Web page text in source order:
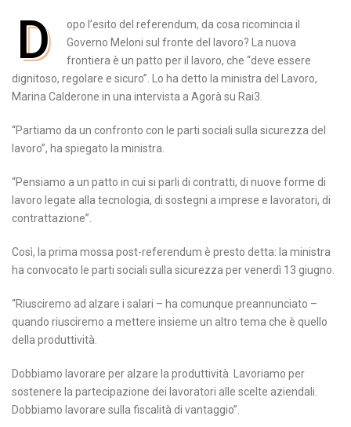
D
opo l’esito del referendum, da cosa ricomincia il
Governo Meloni sul fronte del lavoro? La nuova
frontiera è un patto per il lavoro, che “deve essere
dignitoso, regolare e sicuro”. Lo ha detto la ministra del Lavoro,
Marina Calderone in una intervista a Agorà su Rai3.
“Partiamo da un confronto con le parti sociali sulla sicurezza del
lavoro”, ha spiegato la ministra.
“Pensiamo a un patto in cui si parli di contratti, di nuove forme di
lavoro legate alla tecnologia, di sostegni a imprese e lavoratori, di
contrattazione”.
Così, la prima mossa post-referendum è presto detta: la ministra
ha convocato le parti sociali sulla sicurezza per venerdì 13 giugno.
“Riusciremo ad alzare i salari – ha comunque preannunciato –
quando riusciremo a mettere insieme un altro tema che è quello
della produttività.
Dobbiamo lavorare per alzare la produttività. Lavoriamo per
sostenere la partecipazione dei lavoratori alle scelte aziendali.
Dobbiamo lavorare sulla fiscalità di vantaggio”.